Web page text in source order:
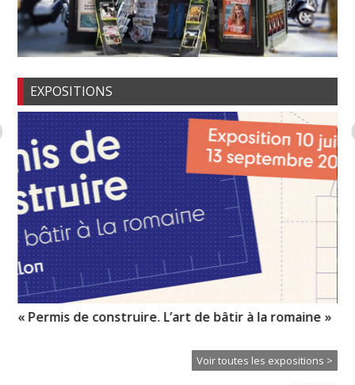
EXPOSITIONS
Mémoires du paysage
Voir toutes les expositions >